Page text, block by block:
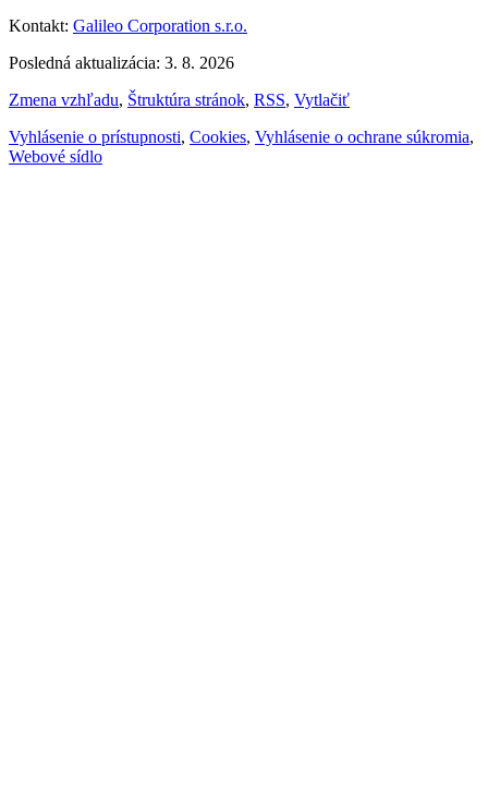
Kontakt: Galileo Corporation s.r.o.
Posledná aktualizácia: 3. 8. 2026
Zmena vzhľadu, Štruktúra stránok, RSS, Vytlačiť
Vyhlásenie o prístupnosti, Cookies, Vyhlásenie o ochrane súkromia,
Webové sídlo